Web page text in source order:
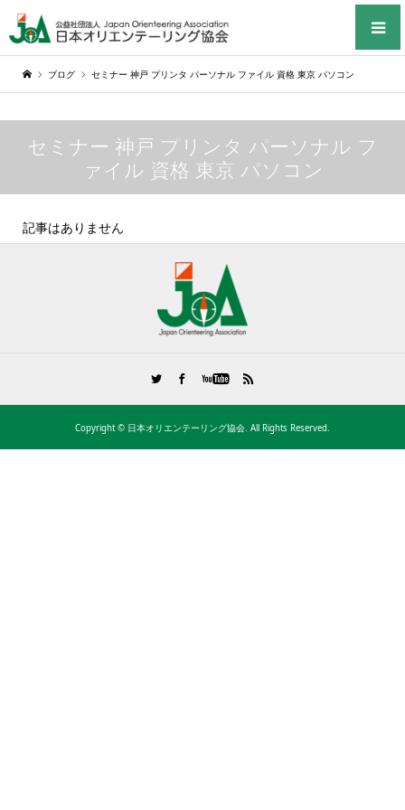
ブログ セミナー 神戸 プリンタ パーソナル ファイル 資格 東京 パソコン
セミナー 神戸 プリンタ パーソナル フ
ァイル 資格 東京 パソコン
記事はありません
Copyright © 日本オリエンテーリング協会. All Rights Reserved.